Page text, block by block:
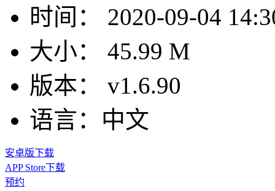
时间：
2020-09-04
大小：
45.99 M
版本：
v1.6.90
语言： 中文
安卓版下载
APP Store下载
预约